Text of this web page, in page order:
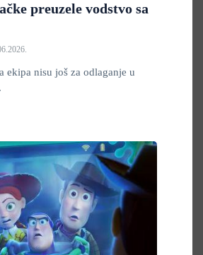
preuzele vodstvo sa
ekipa nisu još za odlaganje u